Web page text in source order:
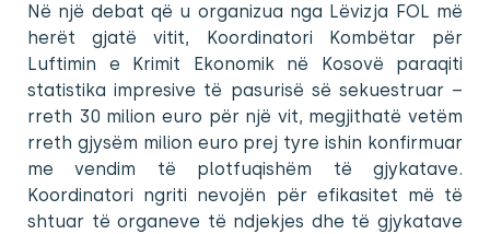
Në një debat që u organizua nga Lëvizja FOL më
herët gjatë vitit, Koordinatori Kombëtar për
Luftimin e Krimit Ekonomik në Kosovë paraqiti
statistika impresive të pasurisë së sekuestruar –
rreth 30 milion euro për një vit, megjithatë vetëm
rreth gjysëm milion euro prej tyre ishin konfirmuar
me vendim të plotfuqishëm të gjykatave.
Koordinatori ngriti nevojën për efikasitet më të
shtuar të organeve të ndjekjes dhe të gjykatave